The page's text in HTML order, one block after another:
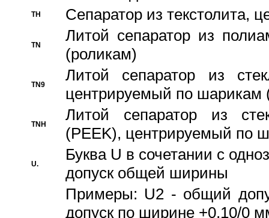
TH Сепаратор из текстолита,
TN
Литой сепаратор из
(роликам)
TN9
Литой сепаратор из
центрируемый по шарикам
TNH
Литой сепаратор из
(PEEK), центрируемый по
U.
Буква U в сочетании с
допуск общей ширины
Примеры: U2 - общий
допуск по ширине +0,10/0